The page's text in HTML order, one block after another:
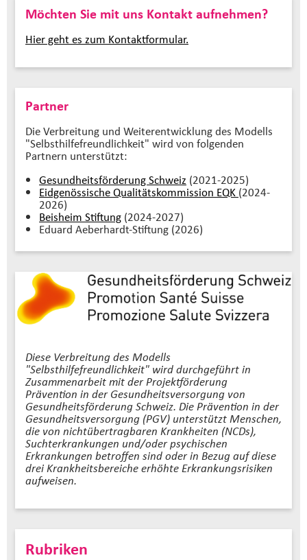
Möchten Sie mit uns Kontakt aufnehmen?
Hier geht es zum Kontaktformular.
Partner
Die Verbreitung und Weiterentwicklung des Modells
"Selbsthilfefreundlichkeit" wird von folgenden
Partnern unterstützt:
Gesundheitsförderung Schweiz (2021-2025)
Eidgenössische Qualitätskommission EQK (2024-
2026)
Beisheim Stiftung (2024-2027)
Eduard Aeberhardt-Stiftung (2026)
Diese Verbreitung des Modells
"Selbsthilfefreundlichkeit" wird durchgeführt in
Zusammenarbeit mit der Projektförderung
Prävention in der Gesundheitsversorgung von
Gesundheitsförderung Schweiz. Die Prävention in der
Gesundheitsversorgung (PGV) unterstützt Menschen,
die von nichtübertragbaren Krankheiten (NCDs),
Suchterkrankungen und/oder psychischen
Erkrankungen betroffen sind oder in Bezug auf diese
drei Krankheitsbereiche erhöhte Erkrankungsrisiken
aufweisen.
Rubriken